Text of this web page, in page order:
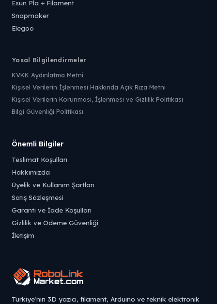
Esun Pla + Filament
Snapmaker
Elegoo
Yasal Bilgilendirmeler
KVKK Aydınlatma Metni
Kişisel Verilerin İşlenmesi Hakkında Açık Rıza Metni
Kişisel Verilerin Korunması, İşlenmesi ve Gizlilik Politikası
Bilgi Güvenliği Politikası
Önemli Bilgiler
Teslimat Koşulları
Hakkımızda
Üyelik ve Kullanım Şartları
Satış Sözleşmesi
Garanti ve İade Koşulları
Gizlilik ve Ödeme Güvenliği
İletişim
Türkiye’nin 3D yazıcı, filament, Arduino ve teknik elektronik